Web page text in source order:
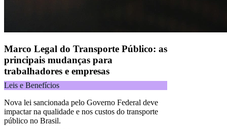
Marco Legal do Transporte Público: as
principais mudanças para
trabalhadores e empresas
Leis e Benefícios
Nova lei sancionada pelo Governo Federal deve
impactar na qualidade e nos custos do transporte
público no Brasil.